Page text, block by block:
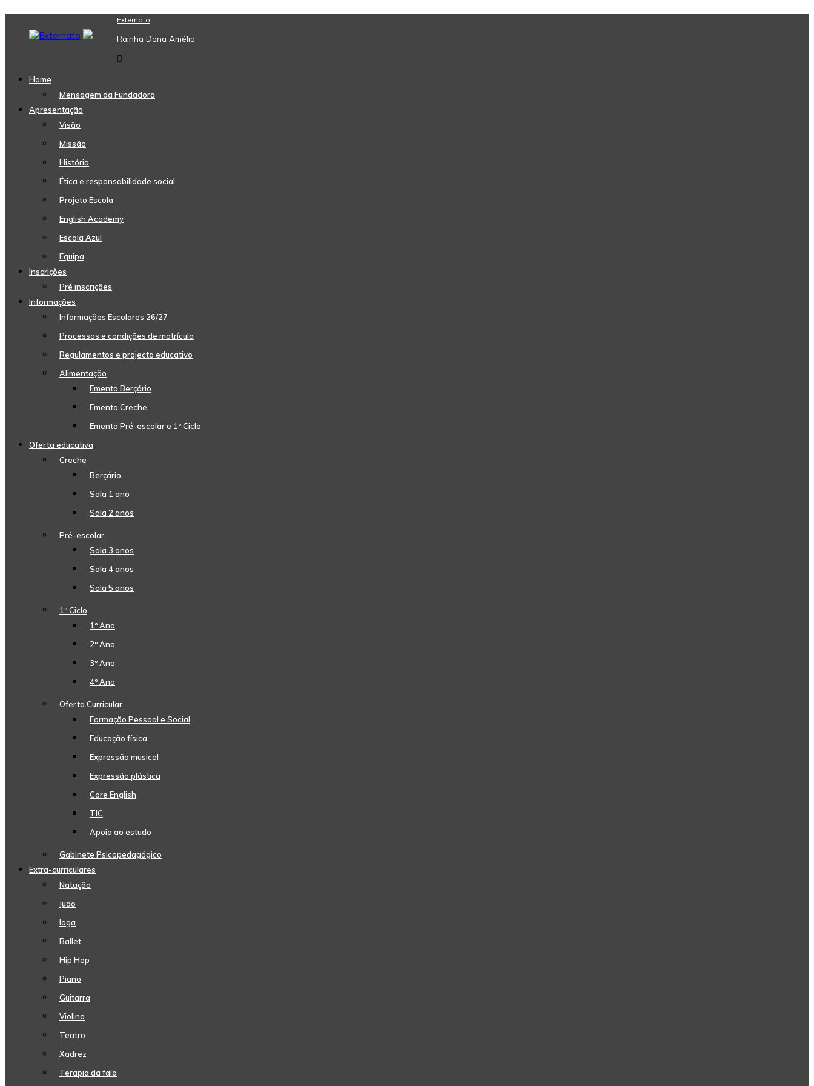
content
Externato
Rainha Dona Amélia
Home
Mensagem da Fundadora
Apresentação
Visão
Missão
História
Ética e responsabilidade social
Projeto Escola
English Academy
Escola Azul
Equipa
Inscrições
Pré inscrições
Informações
Informações Escolares 26/27
Processos e condições de matrícula
Regulamentos e projecto educativo
Alimentação
Ementa Berçário
Ementa Creche
Ementa Pré-escolar e 1º Ciclo
Oferta educativa
Creche
Berçário
Sala 1 ano
Sala 2 anos
Pré-escolar
Sala 3 anos
Sala 4 anos
Sala 5 anos
1º Ciclo
1º Ano
2º Ano
3º Ano
4º Ano
Oferta Curricular
Formação Pessoal e Social
Educação física
Expressão musical
Expressão plástica
Core English
TIC
Apoio ao estudo
Gabinete Psicopedagógico
Extra-curriculares
Natação
Judo
Ioga
Ballet
Hip Hop
Piano
Guitarra
Violino
Teatro
Xadrez
Terapia da fala